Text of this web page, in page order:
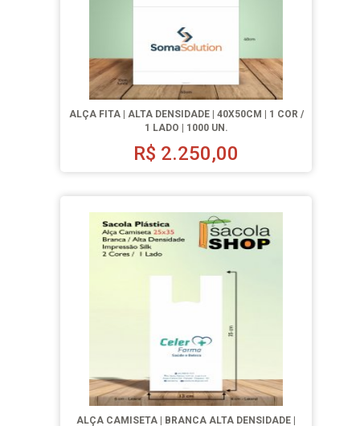
ALÇA FITA | ALTA DENSIDADE | 40X50CM | 1 COR /
1 LADO | 1000 UN.
R$ 2.250,00
ALÇA CAMISETA | BRANCA ALTA DENSIDADE |